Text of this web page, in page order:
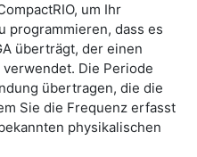
um Ihr
programmieren, dass es
überträgt, der einen
Die Periode
übertragen, die die
Sie die Frequenz erfasst
physikalischen